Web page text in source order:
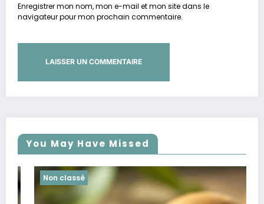
Enregistrer mon nom, mon e-mail et mon site dans le
navigateur pour mon prochain commentaire.
You May Have Missed
Non classé